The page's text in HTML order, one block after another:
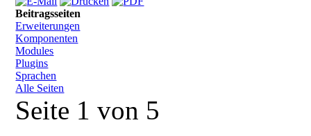
Beitragsseiten
Erweiterungen
Komponenten
Modules
Plugins
Sprachen
Alle Seiten
Seite 1 von 5